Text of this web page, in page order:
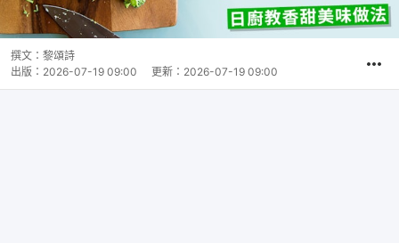
撰文： 黎頌詩
出版： 2026-07-19 09:00 更新： 2026-07-19 09:00